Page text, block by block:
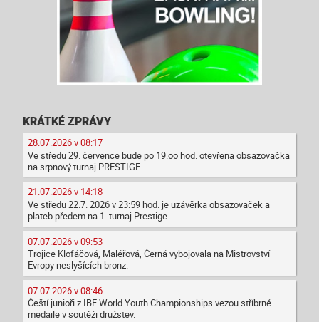
KRÁTKÉ ZPRÁVY
28.07.2026 v 08:17
Ve středu 29. července bude po 19.oo hod. otevřena obsazovačka
na srpnový turnaj PRESTIGE.
21.07.2026 v 14:18
Ve středu 22.7. 2026 v 23:59 hod. je uzávěrka obsazovaček a
plateb předem na 1. turnaj Prestige.
07.07.2026 v 09:53
Trojice Klofáčová, Maléřová, Černá vybojovala na Mistrovství
Evropy neslyšících bronz.
07.07.2026 v 08:46
Čeští junioři z IBF World Youth Championships vezou stříbrné
medaile v soutěži družstev.